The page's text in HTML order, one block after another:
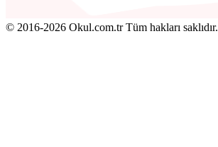
© 2016-2026 Okul.com.tr Tüm hakları saklıdır.